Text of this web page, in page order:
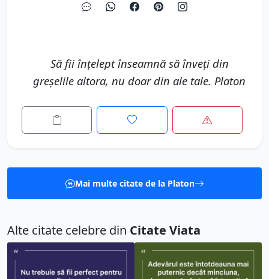
Să fii înțelept înseamnă să înveți din
greșelile altora, nu doar din ale tale. Platon
Mai multe citate de la Platon
Alte citate celebre din Citate Viata